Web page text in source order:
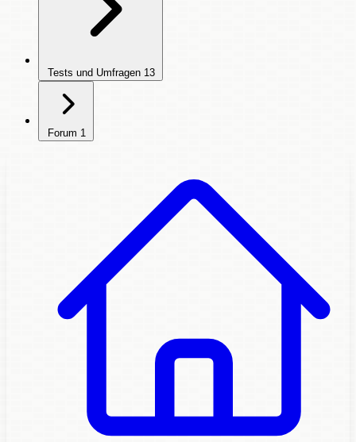
Tests und Umfragen 13
Forum 1